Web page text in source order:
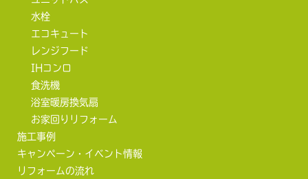
水栓
エコキュート
レンジフード
IHコンロ
食洗機
浴室暖房換気扇
お家回りリフォーム
施工事例
キャンペーン・イベント情報
リフォームの流れ